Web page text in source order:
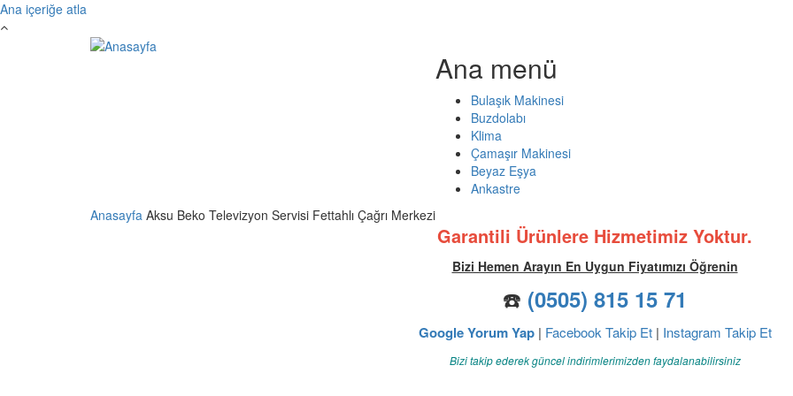
Ana içeriğe atla
Ana menü
Bulaşık Makinesi
Buzdolabı
Klima
Çamaşır Makinesi
Beyaz Eşya
Ankastre
Anasayfa Aksu Beko Televizyon Servisi Fettahlı Çağrı Merkezi
Garantili Ürünlere Hizmetimiz Yoktur.
Bizi Hemen Arayın En Uygun Fiyatımızı Öğrenin
☎️ (0505) 815 15 71
Google Yorum Yap| Facebook Takip Et| Instagram Takip Et
Bizi takip ederek güncel indirimlerimizden faydalanabilirsiniz